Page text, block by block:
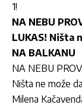
1!
NA NEBU
LUKAS! Ništa
NA BALKANU
NA NEBU
Ništa ne može
Milena